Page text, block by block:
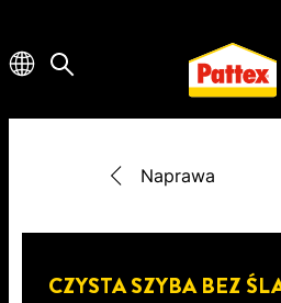
Naprawa
CZYSTA SZYBA BEZ